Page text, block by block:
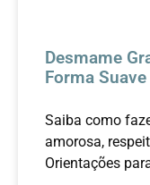
Desmame
Forma Suave
Saiba como
amorosa,
Orientações